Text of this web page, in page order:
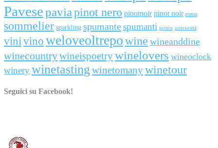
Pavesepaviapinot nero pinotnoir pinot noir roma
sommelier sparkling spumantespumanti torino università
vinivinoweloveoltrepowine wineanddine
winecountrywineispoetrywinelovers wineoclock
winerywinetasting winetomanywinetour
Seguici su Facebook!